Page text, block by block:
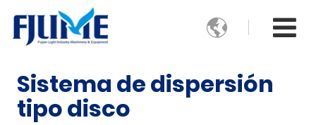

Sistema de dispersión
tipo disco